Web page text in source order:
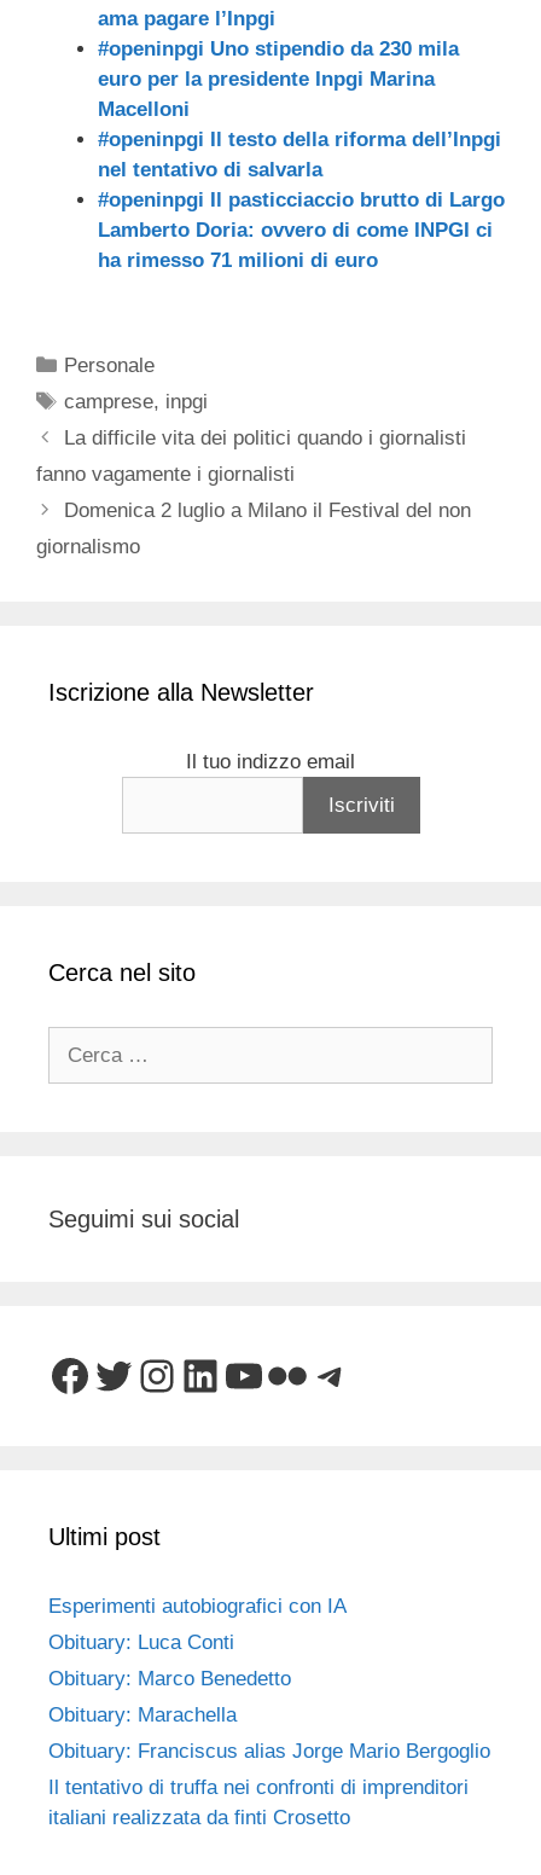
ama pagare l’Inpgi
#openinpgi Uno stipendio da 230 mila
euro per la presidente Inpgi Marina
Macelloni
#openinpgi Il testo della riforma dell’Inpgi
nel tentativo di salvarla
#openinpgi Il pasticciaccio brutto di Largo
Lamberto Doria: ovvero di come INPGI ci
ha rimesso 71 milioni di euro
Categorie
Personale
Tag
camprese, inpgi
La difficile vita dei politici quando i giornalisti
fanno vagamente i giornalisti
Domenica 2 luglio a Milano il Festival del non
giornalismo
Iscrizione alla Newsletter
Il tuo indizzo email
Cerca nel sito
Seguimi sui social
Facebook
Twitter
Instagram
LinkedIn
YouTube
FlickrTelegram
Ultimi post
Esperimenti autobiografici con IA
Obituary: Luca Conti
Obituary: Marco Benedetto
Obituary: Marachella
Obituary: Franciscus alias Jorge Mario Bergoglio
Il tentativo di truffa nei confronti di imprenditori
italiani realizzata da finti Crosetto